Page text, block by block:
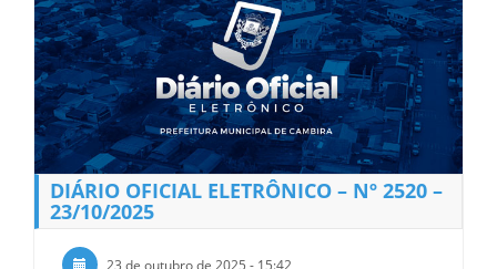
DIÁRIO OFICIAL ELETRÔNICO – Nº 2520 –
23/10/2025
23 de outubro de 2025 - 15:42